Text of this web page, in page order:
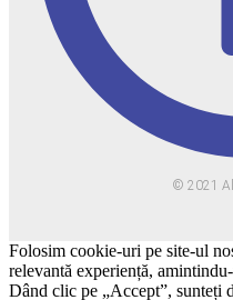
© 2021
Folosim cookie-uri pe site-ul
relevantă experiență,
Dând clic pe „Accept”, sunteți